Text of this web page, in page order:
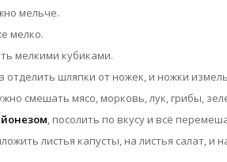
мельче.
мелко.
мелкими кубиками.
шляпки от ножек, и ножки
смешать мясо, морковь, лук, грибы,
, посолить по вкусу и всё
листья капусты, на листья салат,